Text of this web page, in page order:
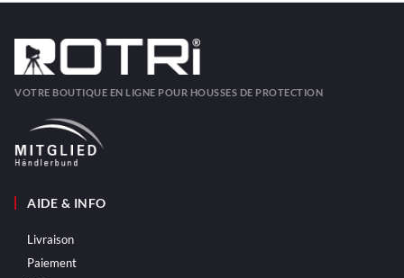
VOTRE BOUTIQUE EN LIGNE POUR HOUSSES DE PROTECTION
AIDE & INFO
Livraison
Paiement